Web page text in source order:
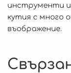
инструменти и
кутия с много
въображение.